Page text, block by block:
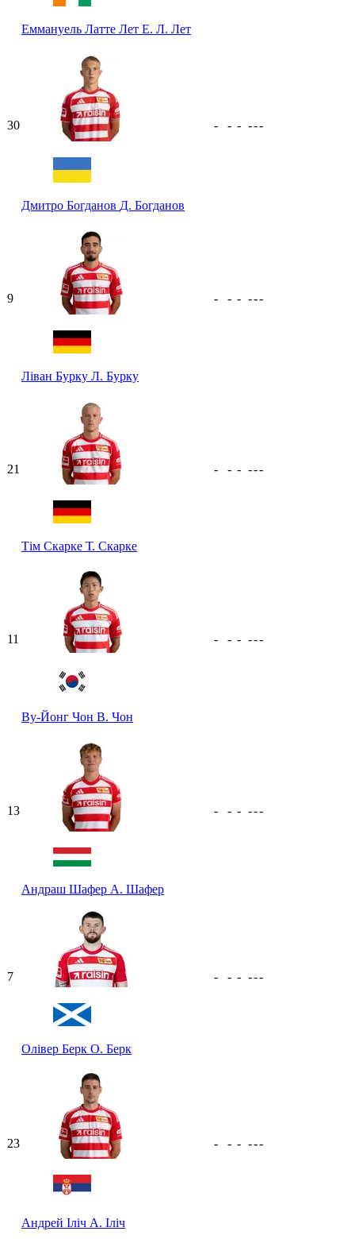
Еммануель Латте Лет Е. Л. Лет
30
Дмитро Богданов Д. Богданов
- - - ---
9
Ліван Бурку Л. Бурку
- - - ---
21
Тім Скарке Т. Скарке
- - - ---
11
Ву-Йонг Чон В. Чон
- - - ---
13
Андраш Шафер А. Шафер
- - - ---
7
Олівер Берк О. Берк
- - - ---
23
Андрей Іліч А. Іліч
- - - ---